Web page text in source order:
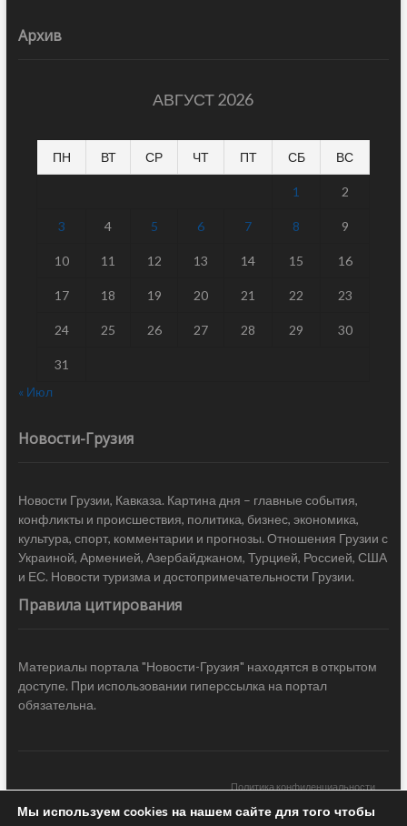
Архив
АВГУСТ 2026
ПН ВТ СР ЧТ ПТ СБ ВС
1 2
3 4 5 6 7 8 9
10 11 12 13 14 15 16
17 18 19 20 21 22 23
24 25 26 27 28 29 30
31
« Июл
Новости-Грузия
Новости Грузии, Кавказа. Картина дня – главные события,
конфликты и происшествия, политика, бизнес, экономика,
культура, спорт, комментарии и прогнозы. Отношения Грузии с
Украиной, Арменией, Азербайджаном, Турцией, Россией, США
и ЕС. Новости туризма и достопримечательности Грузии.
Правила цитирования
Материалы портала "Новости-Грузия" находятся в открытом
доступе. При использовании гиперссылка на портал
обязательна.
Политика конфиденциальности
Новости Грузии
Мы используем cookies на нашем сайте для того чтобы